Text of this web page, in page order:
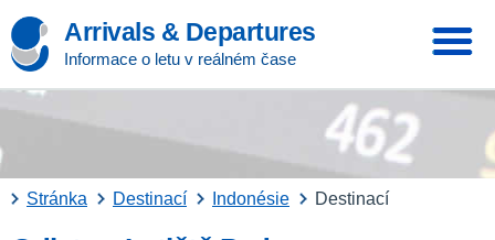
Arrivals & Departures
Informace o letu v reálném čase
Stránka Destinací Indonésie Destinací